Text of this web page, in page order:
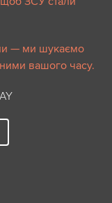
— ми шукаємо
вашого часу.